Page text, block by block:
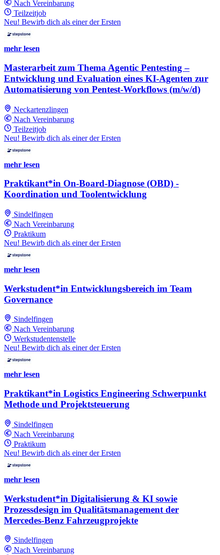
Nach Vereinbarung
Teilzeitjob
Neu! Bewirb dich als einer der Ersten
mehr lesen
Masterarbeit zum Thema Agentic Pentesting –
Entwicklung und Evaluation eines KI‑Agenten zur
Automatisierung von Pentest‑Workflows (m/w/d)
Neckartenzlingen
Nach Vereinbarung
Teilzeitjob
Neu! Bewirb dich als einer der Ersten
mehr lesen
Praktikant*in On-Board-Diagnose (OBD) -
Koordination und Toolentwicklung
Sindelfingen
Nach Vereinbarung
Praktikum
Neu! Bewirb dich als einer der Ersten
mehr lesen
Werkstudent*in Entwicklungsbereich im Team
Governance
Sindelfingen
Nach Vereinbarung
Werkstudentenstelle
Neu! Bewirb dich als einer der Ersten
mehr lesen
Praktikant*in Logistics Engineering Schwerpunkt
Methode und Projektsteuerung
Sindelfingen
Nach Vereinbarung
Praktikum
Neu! Bewirb dich als einer der Ersten
mehr lesen
Werkstudent*in Digitalisierung & KI sowie
Prozessdesign im Qualitätsmanagement der
Mercedes-Benz Fahrzeugprojekte
Sindelfingen
Nach Vereinbarung